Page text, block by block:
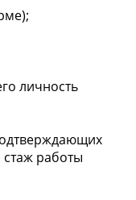
личность
работы